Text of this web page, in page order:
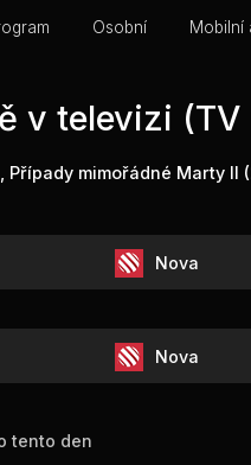
Osobní Mobilní
v televizi (TV
mimořádné Marty II
Nova
Nova
tento den